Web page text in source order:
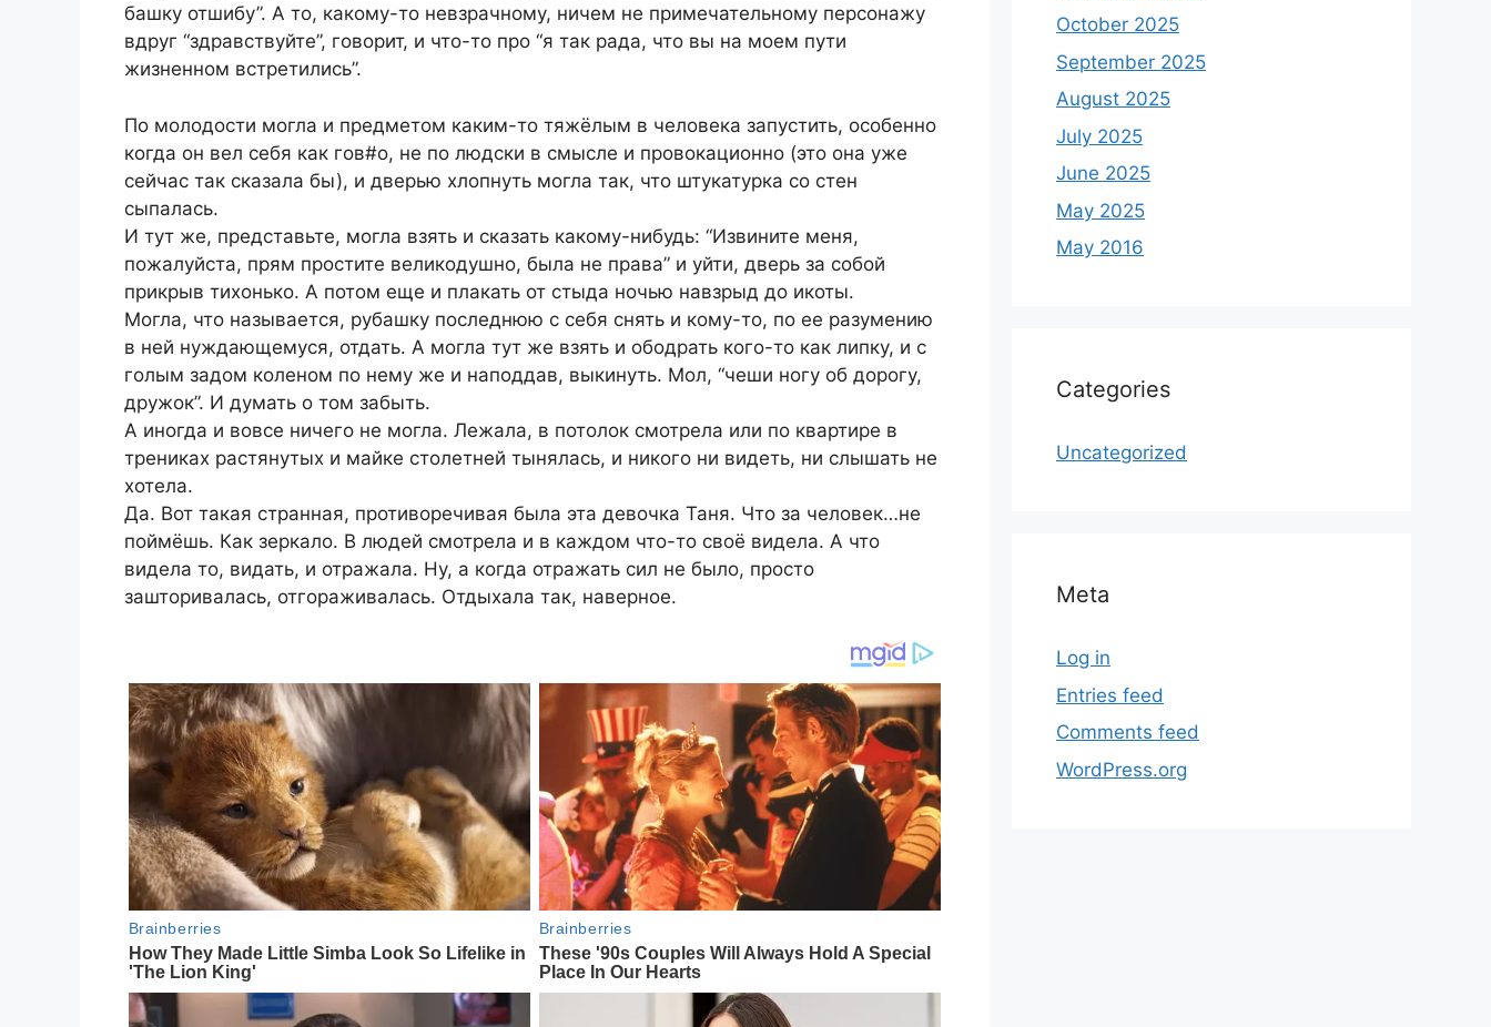
башку отшибу”. А то, какому-то невзрачному, ничем не примечательному персонажу
вдруг “здравствуйте”, говорит, и что-то про “я так рада, что вы на моем пути
жизненном встретились”.
По молодости могла и предметом каким-то тяжёлым в человека запустить, особенно
когда он вел себя как гов#о, не по людски в смысле и провокационно (это она уже
сейчас так сказала бы), и дверью хлопнуть могла так, что штукатурка со стен
сыпалась.
И тут же, представьте, могла взять и сказать какому-нибудь: “Извините меня,
пожалуйста, прям простите великодушно, была не права” и уйти, дверь за собой
прикрыв тихонько. А потом еще и плакать от стыда ночью навзрыд до икоты.
Могла, что называется, рубашку последнюю с себя снять и кому-то, по ее разумению
в ней нуждающемуся, отдать. А могла тут же взять и ободрать кого-то как липку, и с
голым задом коленом по нему же и наподдав, выкинуть. Мол, “чеши ногу об дорогу,
дружок”. И думать о том забыть.
А иногда и вовсе ничего не могла. Лежала, в потолок смотрела или по квартире в
трениках растянутых и майке столетней тынялась, и никого ни видеть, ни слышать не
хотела.
Да. Вот такая странная, противоречивая была эта девочка Таня. Что за человек…не
поймёшь. Как зеркало. В людей смотрела и в каждом что-то своё видела. А что
видела то, видать, и отражала. Ну, а когда отражать сил не было, просто
зашторивалась, отгораживалась. Отдыхала так, наверное.
October 2025
September 2025
August 2025
July 2025
June 2025
May 2025
May 2016
Categories
Uncategorized
Meta
Log in
Entries feed
Comments feed
WordPress.org